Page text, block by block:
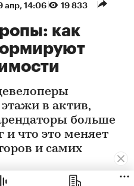
апр, 14:06 19 833
как
в актив,
больше
и что это меняет
и самих